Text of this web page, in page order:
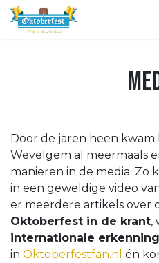
Overslaan naar inhoud
Door de jaren heen
Wevelgem al meermaals
manieren in de media. Zo
in een geweldige video
er meerdere artikels over
Oktoberfest in de krant,
internationale erkenning
in Oktoberfestfan.nl én